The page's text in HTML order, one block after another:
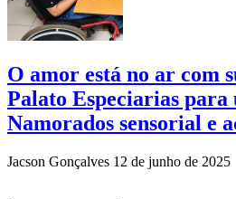
O amor está no ar com
Palato Especiarias para
Namorados sensorial e
Jacson Gonçalves 12 de junho de 2025